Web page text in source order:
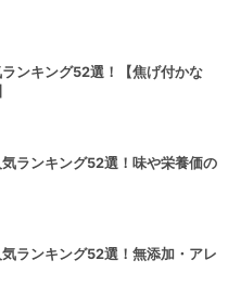
ンキング52選！【焦げ付かな
ランキング52選！味や栄養価の
ランキング52選！無添加・アレ